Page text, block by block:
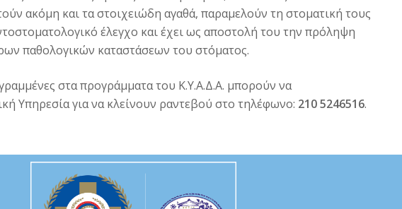
ακόμη και τα στοιχειώδη αγαθά, παραμελούν τη στοματική τους
έλεγχο και έχει ως αποστολή του την πρόληψη
παθολογικών καταστάσεων του στόματος.
στα προγράμματα του Κ.Υ.Α.Δ.Α. μπορούν να
Υπηρεσία για να κλείνουν ραντεβού στο τηλέφωνο: 210 5246516.